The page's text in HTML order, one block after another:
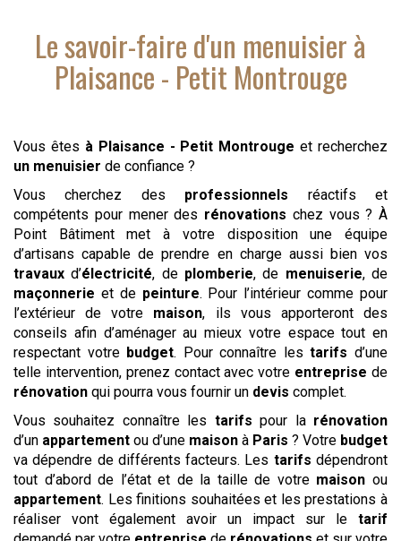
Le savoir-faire d'un menuisierà
Plaisance - Petit Montrouge
Vous êtes à Plaisance - Petit Montrouge et recherchez
un menuisier de confiance ?
Vous cherchez des professionnels réactifs et
compétents pour mener des rénovations chez vous ? À
Point Bâtiment met à votre disposition une équipe
d’artisans capable de prendre en charge aussi bien vos
travaux d’électricité, de plomberie, de menuiserie, de
maçonnerie et de peinture. Pour l’intérieur comme pour
l’extérieur de votre maison, ils vous apporteront des
conseils afin d’aménager au mieux votre espace tout en
respectant votre budget. Pour connaître lestarifs d’une
telle intervention, prenez contact avec votre entreprise de
rénovation qui pourra vous fournir un devis complet.
Vous souhaitez connaître les tarifs pour la rénovation
d’un appartement ou d’une maison à Paris ? Votre budget
va dépendre de différents facteurs. Les tarifs dépendront
tout d’abord de l’état et de la taille de votre maison ou
appartement. Les finitions souhaitées et les prestations à
réaliser vont également avoir un impact sur le tarif